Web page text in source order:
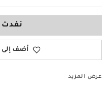
نفدت
أضف إلى
عرض المزيد